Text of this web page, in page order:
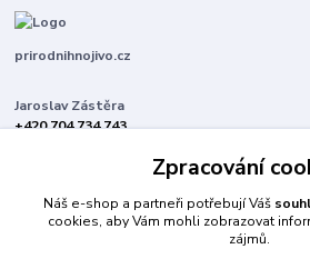
prirodnihnojivo.cz
Jaroslav Zástěra
+420 704 734 743
Zpracování
Náš e-shop a partneři potřebují Váš
cookies, aby Vám mohli zobrazovat
zájmů.